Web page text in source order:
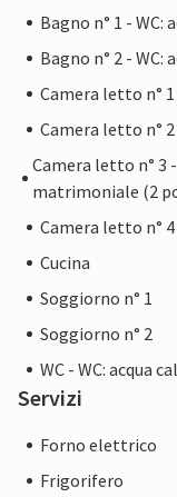
Bagno n° 1 - WC:
Bagno n° 2 - WC:
Camera letto n°
Camera letto n°
Camera letto n° 3
matrimoniale (2
Camera letto n°
Cucina
Soggiorno n° 1
Soggiorno n° 2
WC - WC: acqua
Servizi
Forno elettrico
Frigorifero